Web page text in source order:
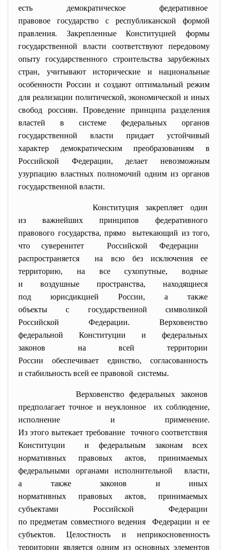
есть демократическое федеративное
правовое государство с республиканской формой
правления. Закрепленные Конституцией формы
государственной власти соответствуют передовому
опыту государственного строительства зарубежных
стран, учитывают исторические и национальные
особенности России и создают оптимальный режим
для реализации политической, экономической и иных
свобод россиян. Проведение принципа разделения
властей в системе федеральных органов
государственной власти придает устойчивый
характер демократическим преобразованиям в
Российской Федерации, делает невозможным
узурпацию властных полномочий одним из органов
государственной власти.
Конституция закрепляет один
из важнейших принципов федеративного
правового государства, прямо вытекающий из того,
что суверенитет Российской Федерации
распространяется на всю без исключения ее
территорию, на все сухопутные, водные
и воздушные пространства, находящиеся
под юрисдикцией России, а также
объекты с государственной символикой
Российской Федерации. Верховенство
федеральной Конституции и федеральных
законов на всей территории
России обеспечивает единство, согласованность
и стабильность всей ее правовой системы.
Верховенство федеральных законов
предполагает точное и неуклонное их соблюдение,
исполнение и применение.
Из этого вытекает требование точного соответствия
Конституции и федеральным законам всех
нормативных правовых актов, принимаемых
федеральными органами исполнительной власти,
а также законов и иных
нормативных правовых актов, принимаемых
субъектами Российской Федерации
по предметам совместноговедения Федерации и ее
субъектов. Целостность и неприкосновенность
территории является одним из основных элементов